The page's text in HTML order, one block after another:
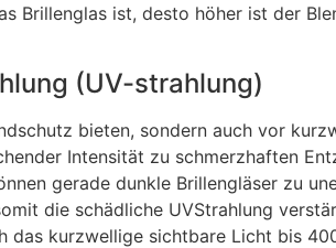
Brillenglas ist, desto höher ist der
(UV-strahlung)
bieten, sondern auch vor
Intensität zu schmerzhaften
gerade dunkle Brillengläser zu
die schädliche UVStrahlung
das kurzwellige sichtbare Licht bis